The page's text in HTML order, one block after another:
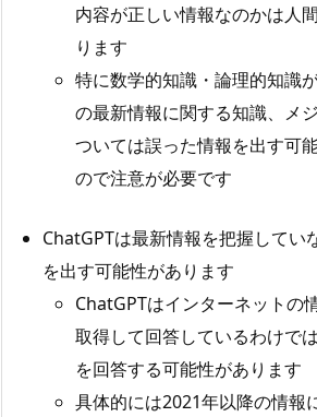
内容が正しい情報なのかは人
ります
特に数学的知識・論理的知識
の最新情報に関する知識、メ
ついては誤った情報を出す可
ので注意が必要です
ChatGPTは最新情報を把握してい
を出す可能性があります
ChatGPTはインターネットの
取得して回答しているわけで
を回答する可能性があります
具体的には2021年以降の情報